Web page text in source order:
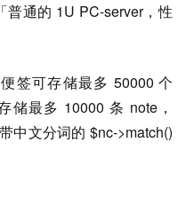
通的 1U PC-server，性
签可存储最多 50000 个
储最多 10000 条 note，
中文分词的 $nc->match()